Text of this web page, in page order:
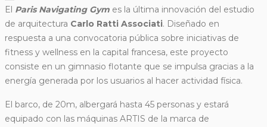
El Paris Navigating Gym es la última innovación del estudio
de arquitectura Carlo Ratti Associati. Diseñado en
respuesta a una convocatoria pública sobre iniciativas de
fitness y wellness en la capital francesa, este proyecto
consiste en un gimnasio flotante que se impulsa gracias a la
energía generada por los usuarios al hacer actividad física.
El barco, de 20m, albergará hasta 45 personas y estará
equipado con las máquinas ARTIS de la marca de